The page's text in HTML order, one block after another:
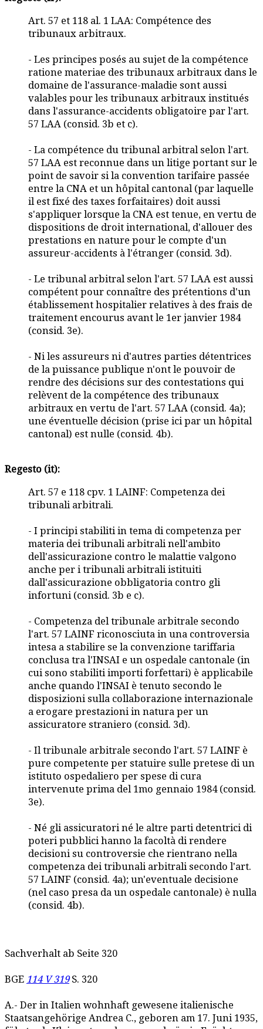
Art. 57 et 118 al. 1 LAA: Compétence des
tribunaux arbitraux.
- Les principes posés au sujet de la compétence
ratione materiae des tribunaux arbitraux dans le
domaine de l'assurance-maladie sont aussi
valables pour les tribunaux arbitraux institués
dans l'assurance-accidents obligatoire par l'art.
57 LAA (consid. 3b et c).
- La compétence du tribunal arbitral selon l'art.
57 LAA est reconnue dans un litige portant sur le
point de savoir si la convention tarifaire passée
entre la CNA et un hôpital cantonal (par laquelle
il est fixé des taxes forfaitaires) doit aussi
s'appliquer lorsque la CNA est tenue, en vertu de
dispositions de droit international, d'allouer des
prestations en nature pour le compte d'un
assureur-accidents à l'étranger (consid. 3d).
- Le tribunal arbitral selon l'art. 57 LAA est aussi
compétent pour connaître des prétentions d'un
établissement hospitalier relatives à des frais de
traitement encourus avant le 1er janvier 1984
(consid. 3e).
- Ni les assureurs ni d'autres parties détentrices
de la puissance publique n'ont le pouvoir de
rendre des décisions sur des contestations qui
relèvent de la compétence des tribunaux
arbitraux en vertu de l'art. 57 LAA (consid. 4a);
une éventuelle décision (prise ici par un hôpital
cantonal) est nulle (consid. 4b).
Regesto (it):
Art. 57 e 118 cpv. 1 LAINF: Competenza dei
tribunali arbitrali.
- I principi stabiliti in tema di competenza per
materia dei tribunali arbitrali nell'ambito
dell'assicurazione contro le malattie valgono
anche per i tribunali arbitrali istituiti
dall'assicurazione obbligatoria contro gli
infortuni (consid. 3b e c).
- Competenza del tribunale arbitrale secondo
l'art. 57 LAINF riconosciuta in una controversia
intesa a stabilire se la convenzione tariffaria
conclusa tra l'INSAI e un ospedale cantonale (in
cui sono stabiliti importi forfettari) è applicabile
anche quando l'INSAI è tenuto secondo le
disposizioni sulla collaborazione internazionale
a erogare prestazioni in natura per un
assicuratore straniero (consid. 3d).
- Il tribunale arbitrale secondo l'art. 57 LAINF è
pure competente per statuire sulle pretese di un
istituto ospedaliero per spese di cura
intervenute prima del 1mo gennaio 1984 (consid.
3e).
- Né gli assicuratori né le altre parti detentrici di
poteri pubblici hanno la facoltà di rendere
decisioni su controversie che rientrano nella
competenza dei tribunali arbitrali secondo l'art.
57 LAINF (consid. 4a); un'eventuale decisione
(nel caso presa da un ospedale cantonale) è nulla
(consid. 4b).
Sachverhalt ab Seite 320
BGE 114 V 319S. 320
A.- Der in Italien wohnhaft gewesene italienische
Staatsangehörige Andrea C., geboren am 17. Juni 1935,